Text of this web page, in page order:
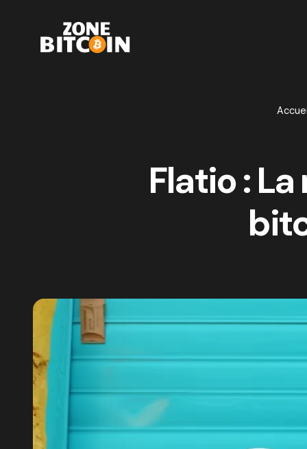
Flatio :